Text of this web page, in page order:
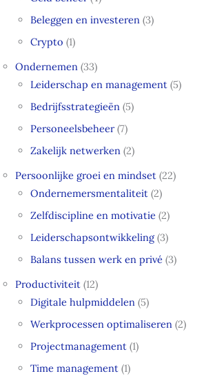
Beleggen en investeren (3)
Crypto (1)
Ondernemen (33)
Leiderschap en management (5)
Bedrijfsstrategieën (5)
Personeelsbeheer(7)
Zakelijk netwerken (2)
Persoonlijke groei en mindset (22)
Ondernemersmentaliteit (2)
Zelfdiscipline en motivatie (2)
Leiderschapsontwikkeling(3)
Balans tussen werk en privé (3)
Productiviteit (12)
Digitale hulpmiddelen (5)
Werkprocessen optimaliseren (2)
Projectmanagement (1)
Time management (1)